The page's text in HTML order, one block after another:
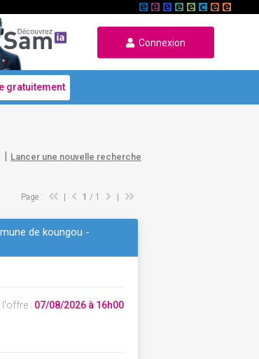
Connexion
gratuitement
| Lancer une nouvelle recherche
Page : 1 / 1
de koungou -
l'offre : 07/08/2026 à 16h00